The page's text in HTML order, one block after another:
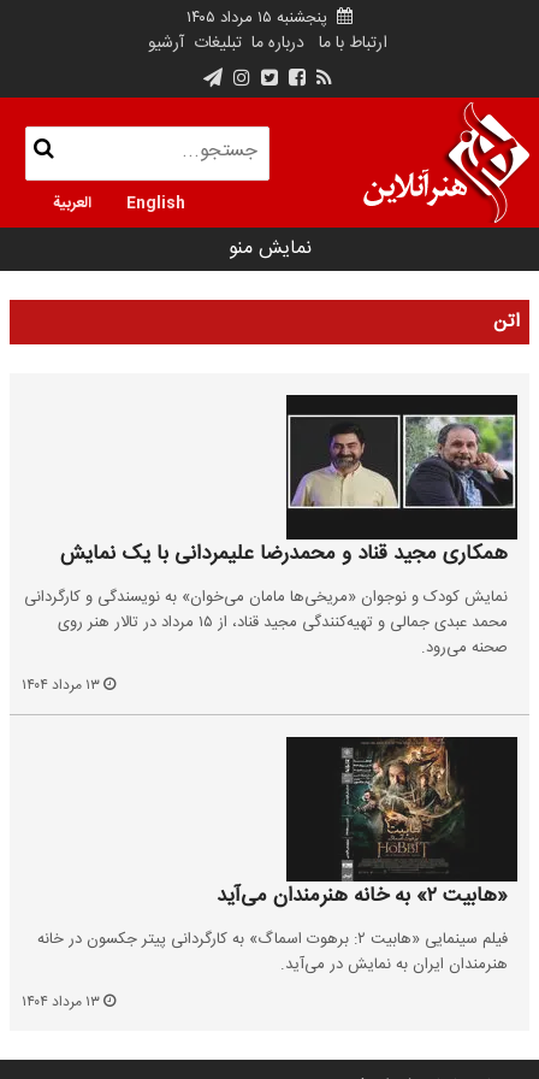
پنجشنبه ۱۵ مرداد ۱۴۰۵
ارتباط با ما درباره ما تبلیغات آرشیو
English العربية
نمایش منو
اتن
همکاری مجید قناد و محمدرضا علیمردانی با یک نمایش
نمایش کودک و نوجوان «مریخی‌ها مامان می‌خوان» به نویسندگی و کارگردانی
محمد عبدی جمالی و تهیه‌کنندگی مجید قناد، از ۱۵ مرداد در تالار هنر روی
صحنه می‌رود.
«هابیت ۲» به خانه هنرمندان می‌آید
فیلم سینمایی «هابیت ۲: برهوت اسماگ» به کارگردانی پیتر جکسون در خانه
هنرمندان ایران به نمایش در می‌آید.